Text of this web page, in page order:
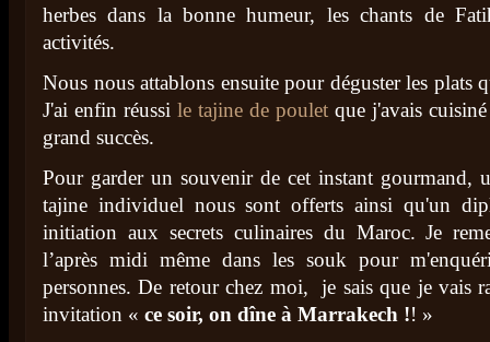
herbes dans la bonne humeur, les chants de
activités.
Nous nous attablons ensuite pour déguster les plats
J'ai enfin réussi le tajine de poulet que j'avais
grand succès.
Pour garder un souvenir de cet instant gourmand,
tajine individuel nous sont offerts ainsi qu'un
initiation aux secrets culinaires du Maroc. Je
l’après midi même dans les souk pour
personnes. De retour chez moi, je sais que je vais
invitation « ce soir, on dîne à Marrakech !! »